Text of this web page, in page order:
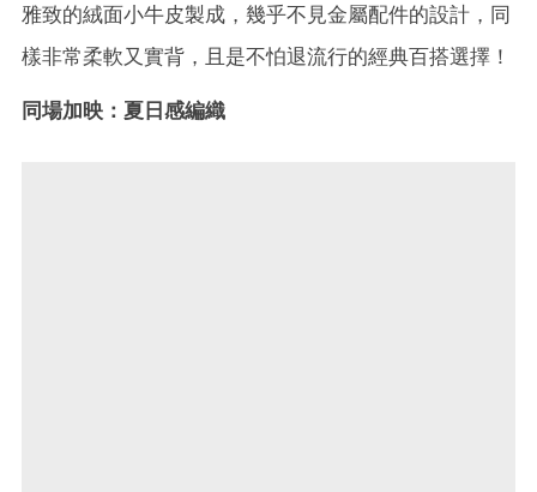
雅致的絨面小牛皮製成，幾乎不見金屬配件的設計，同
樣非常柔軟又實背，且是不怕退流行的經典百搭選擇！
同場加映：夏日感編織